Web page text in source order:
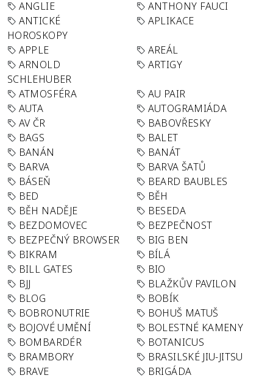
ANGLIE
ANTHONY FAUCI
ANTICKÉ
HOROSKOPY
APLIKACE
APPLE
AREÁL
ARNOLD
SCHLEHUBER
ARTIGY
ATMOSFÉRA
AU PAIR
AUTA
AUTOGRAMIÁDA
AV ČR
BABOVŘESKY
BAGS
BALET
BANÁN
BANÁT
BARVA
BARVA ŠATŮ
BÁSEŇ
BEARD BAUBLES
BED
BĚH
BĚH NADĚJE
BESEDA
BEZDOMOVEC
BEZPEČNOST
BEZPEČNÝ BROWSER
BIG BEN
BIKRAM
BÍLÁ
BILL GATES
BIO
BJJ
BLAŽKŮV PAVILON
BLOG
BOBÍK
BOBRONUTRIE
BOHUŠ MATUŠ
BOJOVÉ UMĚNÍ
BOLESTNÉ KAMENY
BOMBARDÉR
BOTANICUS
BRAMBORY
BRASILSKÉ JIU-JITSU
BRAVE
BRIGÁDA